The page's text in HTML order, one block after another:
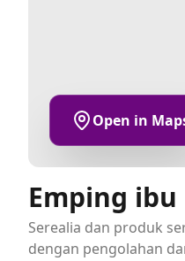
Open in
Emping
Serealia dan produk
dengan pengolahan